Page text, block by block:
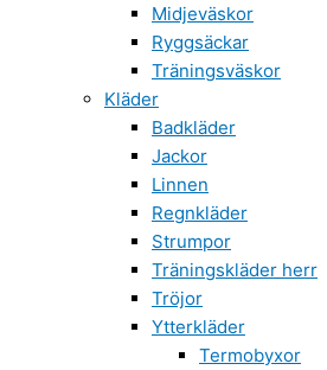
Midjeväskor
Ryggsäckar
Träningsväskor
Kläder
Badkläder
Jackor
Linnen
Regnkläder
Strumpor
Träningskläder herr
Tröjor
Ytterkläder
Termobyxor